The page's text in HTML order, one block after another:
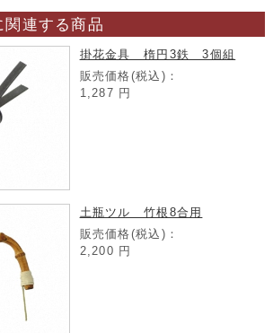
関連する商品
掛花金具 楕円3鉄 3個組
販売価格(税込)：
1,287 円
土瓶ツル 竹根8合用
販売価格(税込)：
2,200 円